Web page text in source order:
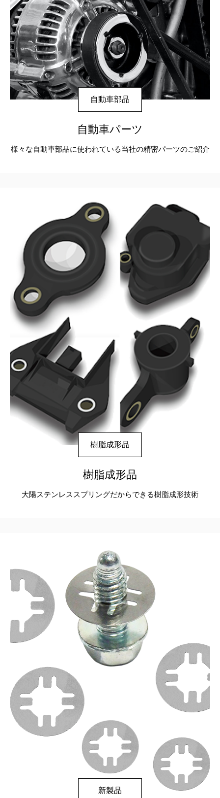
自動車部品
自動車パーツ
様々な自動車部品に使われている当社の精密パーツのご紹介
樹脂成形品
樹脂成形品
大陽ステンレススプリングだからできる樹脂成形技術
新製品